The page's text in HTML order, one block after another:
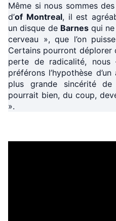
Même si nous sommes
d’of Montreal, il est
un disque de Barnes qui
cerveau », que l’on
Certains pourront déplorer
perte de radicalité, nous
préférons l’hypothèse
plus grande sincérité
pourrait bien, du coup,
».